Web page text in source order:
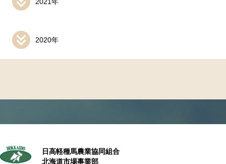
2021年
2020年
日高軽種馬農業協同組合
北海道市場事業部